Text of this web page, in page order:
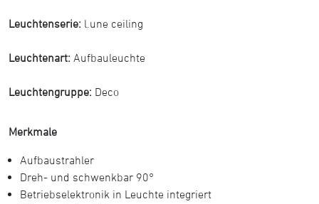
Leuchtenserie: l.une ceiling
Leuchtenart: Aufbauleuchte
Leuchtengruppe: Deco
Merkmale
Aufbaustrahler
Dreh- und schwenkbar 90°
Betriebselektronik in Leuchte integriert